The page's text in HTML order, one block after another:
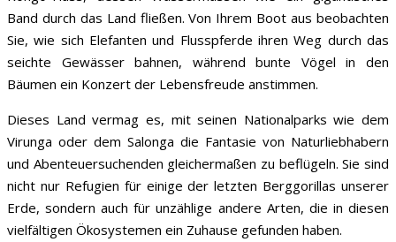
Band durch das Land fließen. Von Ihrem Boot aus beobachten
Sie, wie sich Elefanten und Flusspferde ihren Weg durch das
seichte Gewässer bahnen, während bunte Vögel in den
Bäumen ein Konzert der Lebensfreude anstimmen.
Dieses Land vermag es, mit seinen Nationalparks wie dem
Virunga oder dem Salonga die Fantasie von Naturliebhabern
und Abenteuersuchenden gleichermaßen zu beflügeln. Sie sind
nicht nur Refugien für einige der letzten Berggorillas unserer
Erde, sondern auch für unzählige andere Arten, die in diesen
vielfältigen Ökosystemen ein Zuhause gefunden haben.